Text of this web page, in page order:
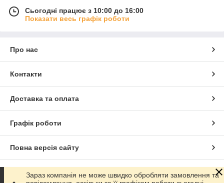
Сьогодні працює з 10:00 до 16:00
Показати весь графік роботи
Про нас
Контакти
Доставка та оплата
Графік роботи
Повна версія сайту
Сайт створено на маркетплейсі Prom.ua
Зараз компанія не може швидко обробляти замовлення та